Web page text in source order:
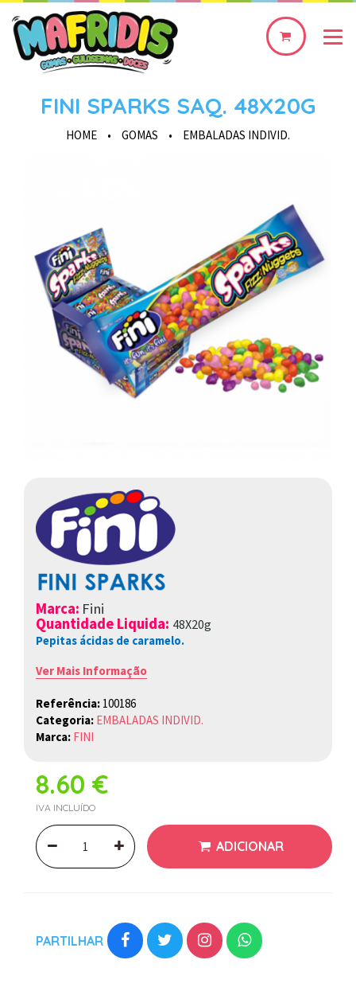
0
FINI SPARKS SAQ. 48X20G
HOME • GOMAS • EMBALADAS INDIVID.
Marca: Fini
Quantidade Liquida: 48X20g
Pepitas ácidas de caramelo.
Ver Mais Informação
Referência: 100186
Categoria: EMBALADAS INDIVID.
Marca: FINI
8.60 €
IVA INCLUÍDO
ADICIONAR
PARTILHAR